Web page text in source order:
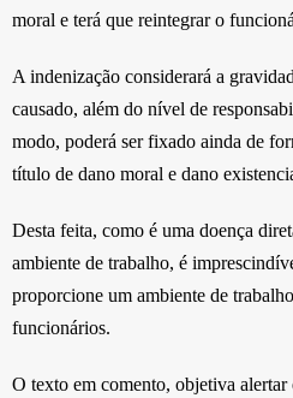
moral e terá que reintegrar o
A indenização considerará a
causado, além do nível de
modo, poderá ser fixado ainda de
título de dano moral e dano
Desta feita, como é uma doença
ambiente de trabalho, é
proporcione um ambiente de
funcionários.
O texto em comento, objetiva alertar